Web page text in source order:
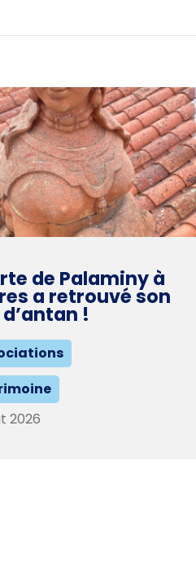
de Palaminy à
a retrouvé son
!
2026